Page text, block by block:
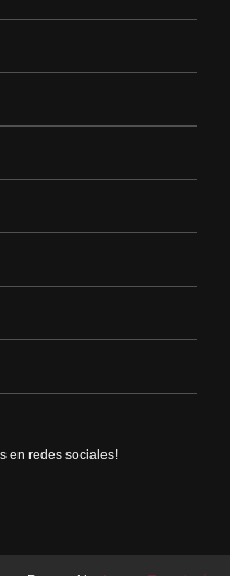
en redes sociales!